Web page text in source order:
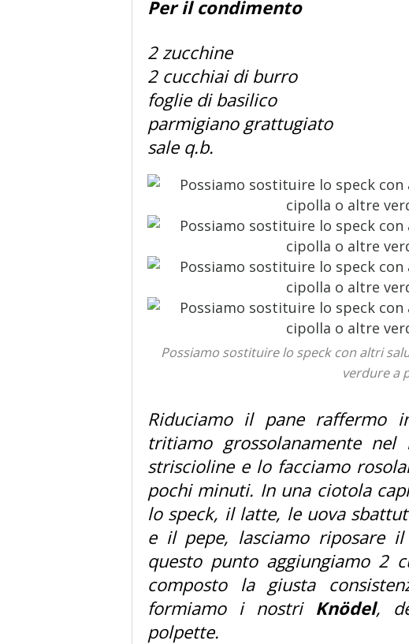
Per il condimento
2 zucchine
2 cucchiai di burro
foglie di basilico
parmigiano grattugiato
sale q.b.
Possiamo sostituire lo speck con altri
verdure a
Riduciamo il pane
tritiamo grossolanamente
striscioline e lo facciamo
pochi minuti. In una ciotola
lo speck, il latte, le uova
e il pepe, lasciamo riposare
questo punto aggiungiamo 2
composto la giusta
formiamo i nostri Knödel,
polpette.